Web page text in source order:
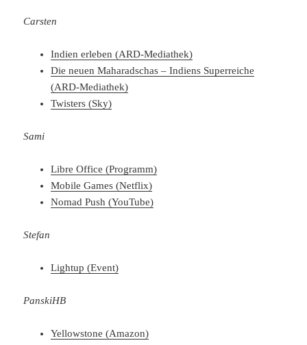
Carsten
Indien erleben (ARD-Mediathek)
Die neuen Maharadschas – Indiens Superreiche
(ARD-Mediathek)
Twisters (Sky)
Sami
Libre Office (Programm)
Mobile Games (Netflix)
Nomad Push (YouTube)
Stefan
Lightup (Event)
PanskiHB
Yellowstone (Amazon)